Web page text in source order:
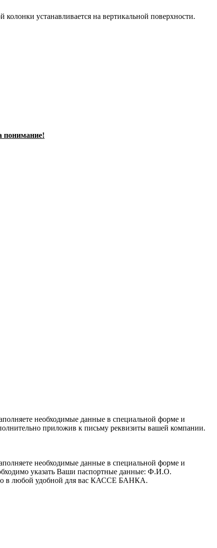
устанавливается на вертикальной поверхности.
понимание!
необходимые данные в специальной форме и
приложив к письму реквизиты вашей компании.
необходимые данные в специальной форме и
указать Ваши паспортные данные: Ф.И.О.
в любой удобной для вас КАССЕ БАНКА.